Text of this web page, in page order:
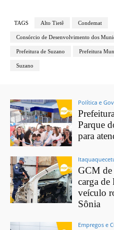
TAGS Alto Tietê Condemat
Consórcio de Desenvolvimento dos
Prefeitura de Suzano Prefeitura
Suzano
Política e
Parque
para
GCM de
carga
veículo
Sônia
Empregos e